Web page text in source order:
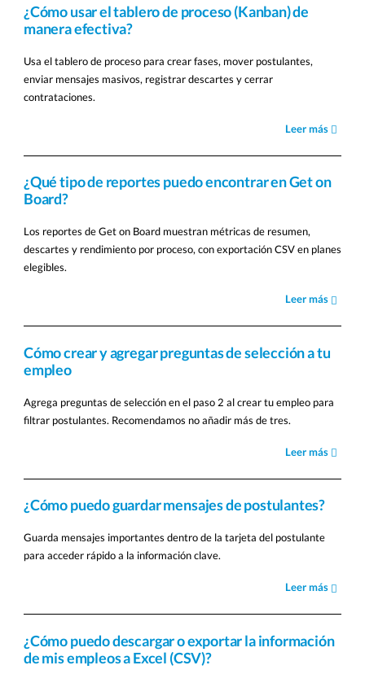
¿Cómo usar el tablero de proceso (Kanban) de
manera efectiva?
Usa el tablero de proceso para crear fases, mover postulantes,
enviar mensajes masivos, registrar descartes y cerrar
contrataciones.
Leer más
¿Qué tipo de reportes puedo encontrar en Get on
Board?
Los reportes de Get on Board muestran métricas de resumen,
descartes y rendimiento por proceso, con exportación CSV en planes
elegibles.
Leer más
Cómo crear y agregar preguntas de selección a tu
empleo
Agrega preguntas de selección en el paso 2 al crear tu empleo para
filtrar postulantes. Recomendamos no añadir más de tres.
Leer más
¿Cómo puedo guardar mensajes de postulantes?
Guarda mensajes importantes dentro de la tarjeta del postulante
para acceder rápido a la información clave.
Leer más
¿Cómo puedo descargar o exportar la información
de mis empleos a Excel (CSV)?